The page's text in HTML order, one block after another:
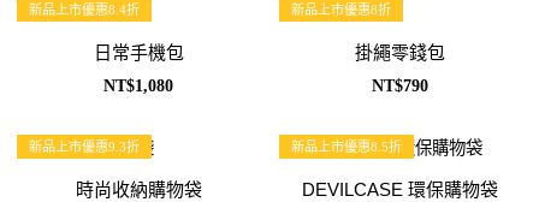
新品上市優惠8.4折
日常手機包
NT$1,080
新品上市優惠8折
掛繩零錢包
NT$790
新品上市優惠9.3折
時尚收納購物袋
新品上市優惠8.5折
DEVILCASE 環保購物袋